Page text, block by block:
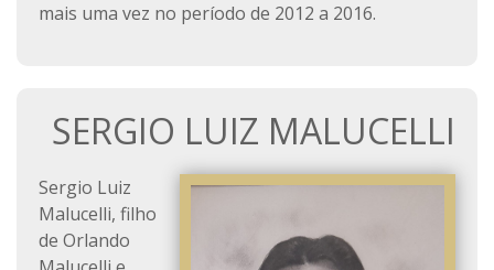
mais uma vez no período de 2012 a 2016.
SERGIO LUIZ MALUCELLI
Sergio Luiz
Malucelli, filho
de Orlando